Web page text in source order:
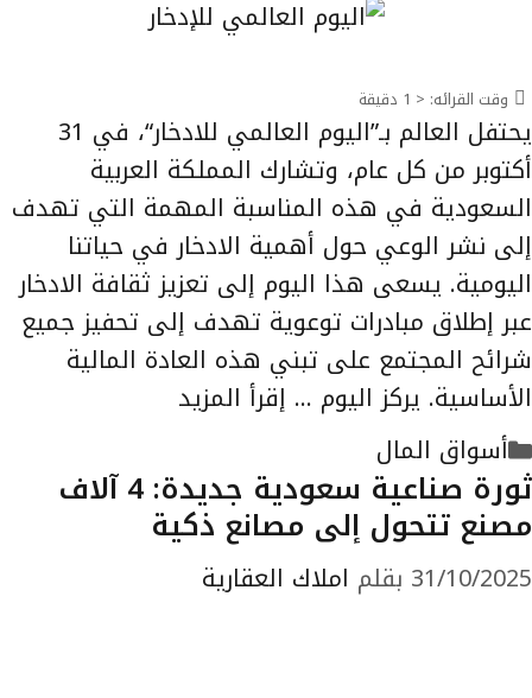
وقت القرائه: < 1 دقيقة
يحتفل العالم بـ”اليوم العالمي للادخار“، في 31
أكتوبر من كل عام، وتشارك المملكة العربية
السعودية في هذه المناسبة المهمة التي تهدف
إلى نشر الوعي حول أهمية الادخار في حياتنا
اليومية. يسعى هذا اليوم إلى تعزيز ثقافة الادخار
عبر إطلاق مبادرات توعوية تهدف إلى تحفيز جميع
شرائح المجتمع على تبني هذه العادة المالية
الأساسية. يركز اليوم … إقرأ المزيد
التصنيفات
أسواق المال
ثورة صناعية سعودية جديدة: 4 آلاف
مصنع تتحول إلى مصانع ذكية
31/10/2025 بقلم املاك العقارية